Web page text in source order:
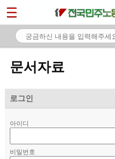
문서자료
로그인
아이디
비밀번호
마이페이지
소개
노동상담
자료
- 미디어자료